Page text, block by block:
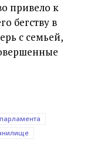
привело к
бегству в
с семьей,